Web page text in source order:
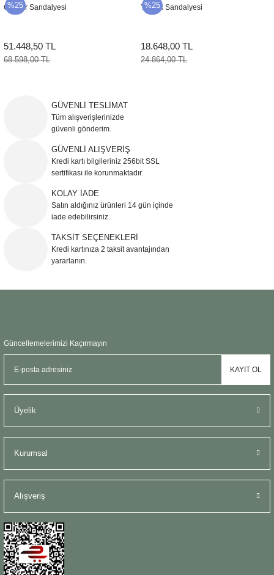
%25
CY Bar Sandalyesi
51.448,50 TL
68.598,00 TL
%25
Yemek Sandalyesi
18.648,00 TL
24.864,00 TL
GÜVENLİ TESLİMAT
Tüm alışverişlerinizde
güvenli gönderim.
GÜVENLİ ALIŞVERİŞ
Kredi kartı bilgileriniz 256bit SSL
sertifikası ile korunmaktadır.
KOLAY İADE
Satın aldığınız ürünleri 14 gün içinde
iade edebilirsiniz.
TAKSİT SEÇENEKLERİ
Kredi kartınıza 2 taksit avantajından
yararlanın.
Güncellemelerimizi Kaçırmayın
KAYIT OL
Üyelik
Kurumsal
Alışveriş